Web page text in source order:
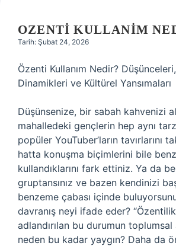
Hakkımızda
OZENTI KULLANIM
Tarih: Şubat 24, 2026
Özenti Kullanım Nedir?
Dinamikleri ve Kültürel Yansımaları
Düşünsenize, bir sabah kahvenizi
mahalledeki gençlerin hep aynı
popüler YouTuber’ların tavırlarını
hatta konuşma biçimlerini bile
kullandıklarını fark ettiniz. Ya da
gruptansınız ve bazen kendinizi
benzeme çabası içinde
davranış neyi ifade eder?
adlandırılan bu durumun toplumsal
neden bu kadar yaygın? Daha da